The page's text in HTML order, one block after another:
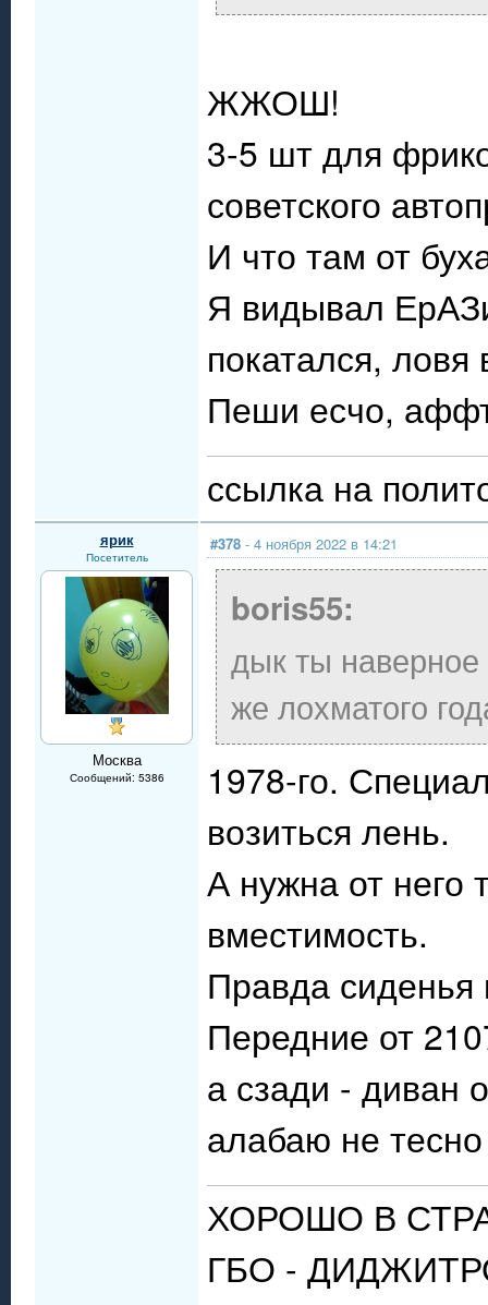
ЖЖОШ!
3-5 шт для
советского
И что там от
Я видывал
покатался,
Пеши есчо,
ссылка на
ярик
Посетитель
Москва
Сообщений: 5386
#378 - 4 ноября 2022 в 14:21
boris55:
дык ты
же лохматого
1978-го.
возиться лень.
А нужна от него
вместимость.
Правда сиденья
Передние от
а сзади - диван
алабаю не
ХОРОШО В
ГБО -